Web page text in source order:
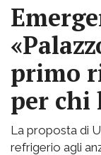
primo
per chi
La proposta di
refrigerio agli